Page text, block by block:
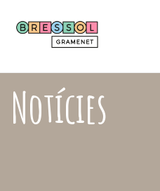
main
Notícies